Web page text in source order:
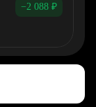
−2 088 ₽